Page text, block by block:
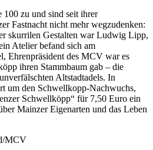
100 zu und sind seit ihrer
Fastnacht nicht mehr wegzudenken:
skurrilen Gestalten war Ludwig Lipp,
Atelier befand sich am
Ehrenpräsident des MCV war es
ihren Stammbaum gab – die
Altstadtadels. In
um den Schwellkopp-Nachwuchs,
Schwellköpp“ für 7,50 Euro ein
Mainzer Eigenarten und das Leben
MCV